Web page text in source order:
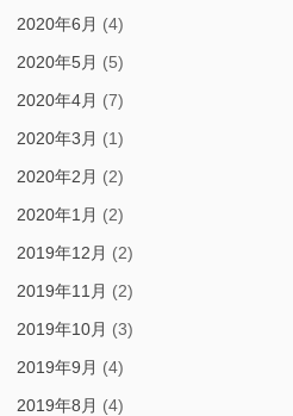
2020年6月 (4)
2020年5月 (5)
2020年4月 (7)
2020年3月 (1)
2020年2月 (2)
2020年1月 (2)
2019年12月 (2)
2019年11月 (2)
2019年10月 (3)
2019年9月 (4)
2019年8月 (4)